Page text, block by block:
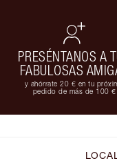
PRESÉNTANOS A
FABULOSAS
y ahórrate 20 € en tu
pedido de más de 100 €